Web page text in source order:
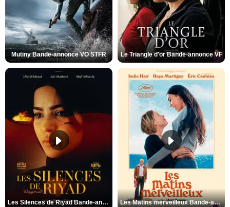
Mutiny Bande-annonce VO STFR Le Triangle d'or Bande-annonce VF
Les Silences de Riyad Bande-annonce VO STFR Les Matins merveilleux Bande-annonce VF